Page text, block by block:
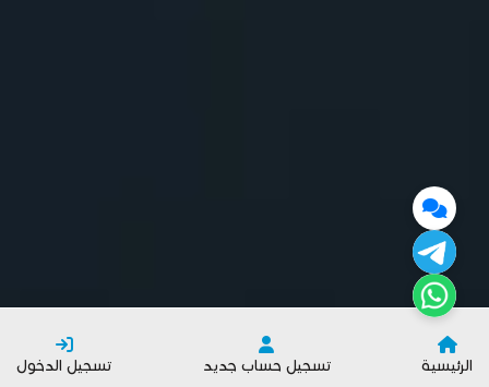
الرئيسية تسجيل حساب جديد تسجيل الدخول